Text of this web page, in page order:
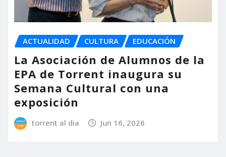
ACTUALIDAD CULTURA EDUCACIÓN
La Asociación de Alumnos de la
EPA de Torrent inaugura su
Semana Cultural con una
exposición
torrent al dia Jun 16, 2026